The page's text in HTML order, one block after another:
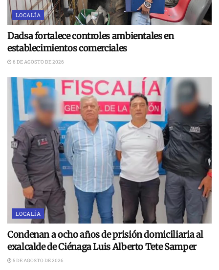
LOCALÍA
Dadsa fortalece controles ambientales en
establecimientos comerciales
6 DE AGOSTO DE 2026
LOCALÍA
Condenan a ocho años de prisión domiciliaria al
exalcalde de Ciénaga Luis Alberto Tete Samper
5 DE AGOSTO DE 2026